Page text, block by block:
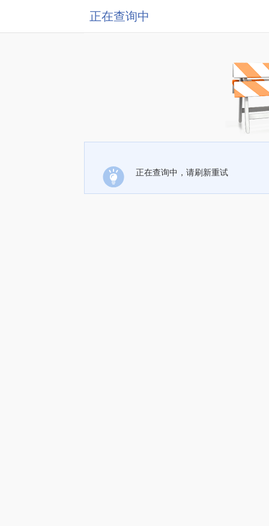
正在查询中
正在查询中，请刷新重试